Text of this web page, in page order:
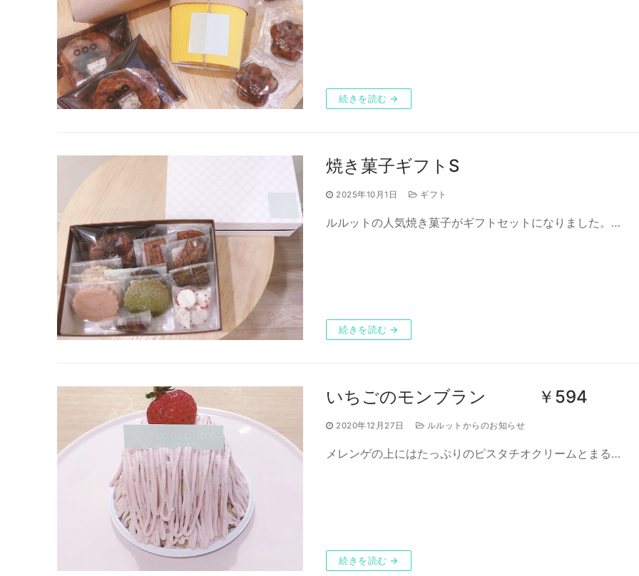
続きを読む →
焼き菓子ギフトS
2025年10月1日 ギフト
ルルットの人気焼き菓子がギフトセットになりました。…
続きを読む →
いちごのモンブラン ￥594
2020年12月27日 ルルットからのお知らせ
メレンゲの上にはたっぷりのピスタチオクリームとまる…
続きを読む →